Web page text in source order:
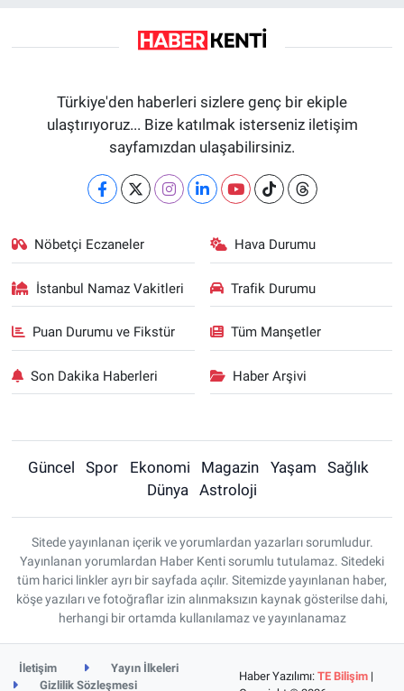
Türkiye'den haberleri sizlere genç bir ekiple
ulaştırıyoruz... Bize katılmak isterseniz iletişim
sayfamızdan ulaşabilirsiniz.
Nöbetçi Eczaneler Hava Durumu
İstanbul Namaz Vakitleri Trafik Durumu
Puan Durumu ve Fikstür Tüm Manşetler
Son Dakika Haberleri Haber Arşivi
Güncel Spor Ekonomi Magazin Yaşam
Sağlık
Dünya
Astroloji
Sitede yayınlanan içerik ve yorumlardan yazarları sorumludur.
Yayınlanan yorumlardan Haber Kenti sorumlu tutulamaz. Sitedeki
tüm harici linkler ayrı bir sayfada açılır. Sitemizde yayınlanan haber,
köşe yazıları ve fotoğraflar izin alınmaksızın kaynak gösterilse dahi,
herhangi bir ortamda kullanılamaz ve yayınlanamaz
İletişim
Yayın İlkeleri
Gizlilik Sözleşmesi
Haber Yazılımı:TE Bilişim |